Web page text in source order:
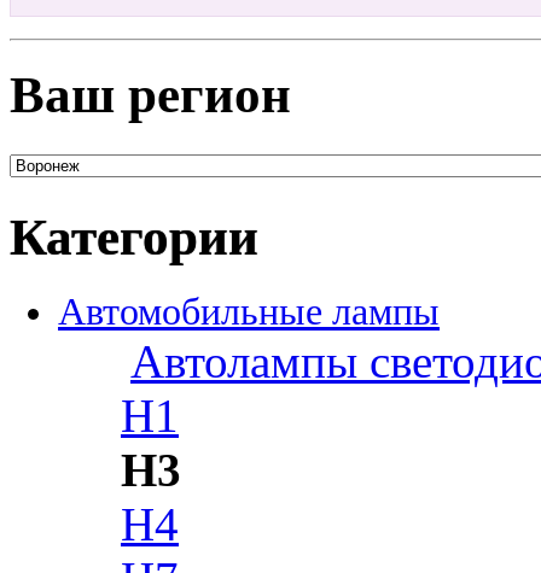
Ваш регион
Категории
Автомобильные лампы
Автолампы
H1
H3
H4